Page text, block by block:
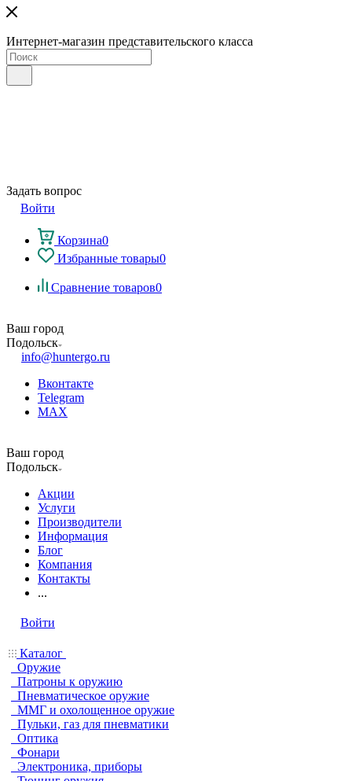
Интернет-магазин представительского класса
Задать вопрос
Войти
Корзина0
Избранные товары0
Сравнение товаров0
Ваш город
Подольск
info@huntergo.ru
Вконтакте
Telegram
MAX
Ваш город
Подольск
Акции
Услуги
Производители
Информация
Блог
Компания
Контакты
...
Войти
Каталог
Оружие
Патроны к оружию
Пневматическое оружие
ММГ и охолощенное оружие
Пульки, газ для пневматики
Оптика
Фонари
Электроника, приборы